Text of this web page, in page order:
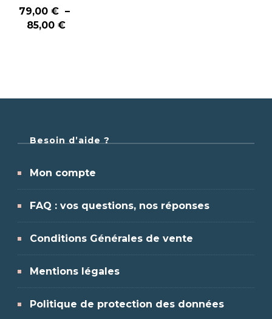
79,00€ –
85,00 €
Besoin d’aide ?
Mon compte
FAQ : vos questions, nos réponses
Conditions Générales de vente
Mentions légales
Politique de protection des données